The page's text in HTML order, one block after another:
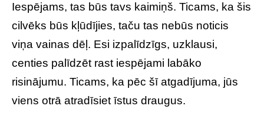
Iespējams, tas būs tavs kaimiņš. Ticams, ka šis
cilvēks būs kļūdījies, taču tas nebūs noticis
viņa vainas dēļ. Esi izpalīdzīgs, uzklausi,
centies palīdzēt rast iespējami labāko
risinājumu. Ticams, ka pēc šī atgadījuma, jūs
viens otrā atradīsiet īstus draugus.